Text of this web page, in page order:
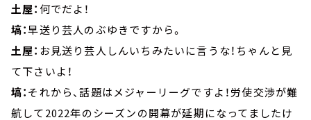
土屋： 何でだよ！
塙：早送り芸人のぶゆきですから。
土屋： お見送り芸人しんいちみたいに言うな！ちゃんと見
て下さいよ！
塙：それから、話題はメジャーリーグですよ！労使交渉が難
航して2022年のシーズンの開幕が延期になってましたけ